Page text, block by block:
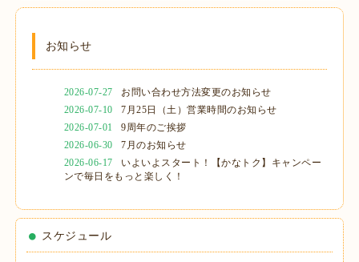
お知らせ
2026-07-27
お問い合わせ方法変更のお知らせ
2026-07-10
7月25日（土）営業時間のお知らせ
2026-07-01
9周年のご挨拶
2026-06-30
7月のお知らせ
2026-06-17
いよいよスタート！【かなトク】キャンペー
ンで毎日をもっと楽しく！
スケジュール